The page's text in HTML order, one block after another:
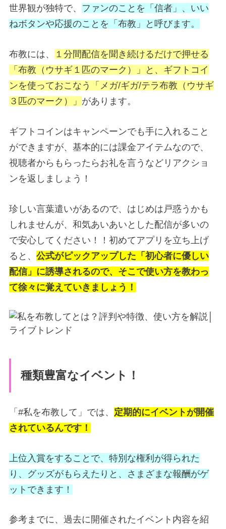
世界観が独特で、 ファンのことを「信者」、いい
ねボタンや応援のことを「布教」と呼びます。
布教には、
１分間配信を聞き続けるだけで押せる
「布教（ウサギ１匹のマーク）」と、ギフトコイ
ンを使っておこなう「メガ/ギガ/テラ布教（ウサギ
３匹のマーク）」 があります。
ギフトコインはキャンペーンでも手に入れること
ができますが、 基本的には課金アイテムなので、
視聴者からもらったらお礼を言うなどリアクショ
ンを返しましょう！
珍しい言葉遣いがあるので、はじめは戸惑うかも
しれませんが、和気あいあいとした配信が多いの
で安心してください！！初めてアプリを立ち上げ
ると、 公式がピックアップした「初心者に優しい
配信」に誘導されるので、そこで使い方を教わっ
て徐々に覚えていきましょう！
種類豊富なイベント！
「#私を布教して」では、 定期的にイベントが開催
されているんです！
上位入賞をすることで、特別な権利が得られた
り、グッズがもらえたり と、さまざまな報酬がゲ
ットできます！
参考までに、過去に開催されたイベント内容を紹